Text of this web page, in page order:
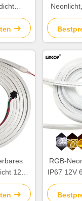
12
12V
LED-
RGB-
IP67 12V
LED-